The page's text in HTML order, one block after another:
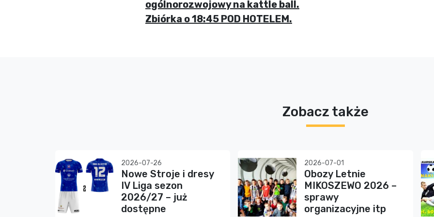
ogólnorozwojowy na kattle ball.
Zbiórka o 18:45 POD HOTELEM.
Zobacz także
2026-07-26
Nowe Stroje i dresy
IV Liga sezon
2026/27 – już
dostępne
2026-07-01
Obozy Letnie
MIKOSZEWO 2026 –
sprawy
organizacyjne itp